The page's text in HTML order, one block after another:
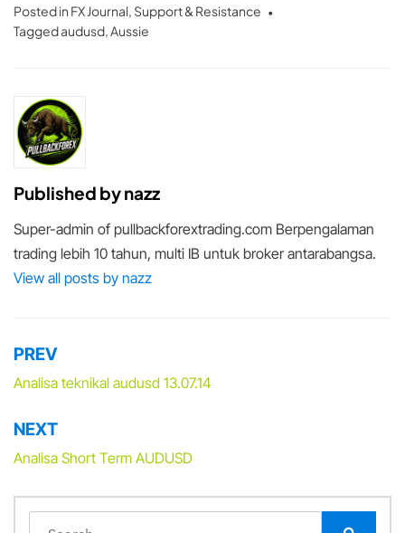
Posted in FX Journal, Support & Resistance
Taggedaudusd,Aussie
Published bynazz
Super-admin of pullbackforextrading.com Berpengalaman
trading lebih 10 tahun, multi IB untuk broker antarabangsa.
View all posts by nazz
Post
navigation
PREV
Analisa teknikal audusd 13.07.14
NEXT
Analisa Short Term AUDUSD